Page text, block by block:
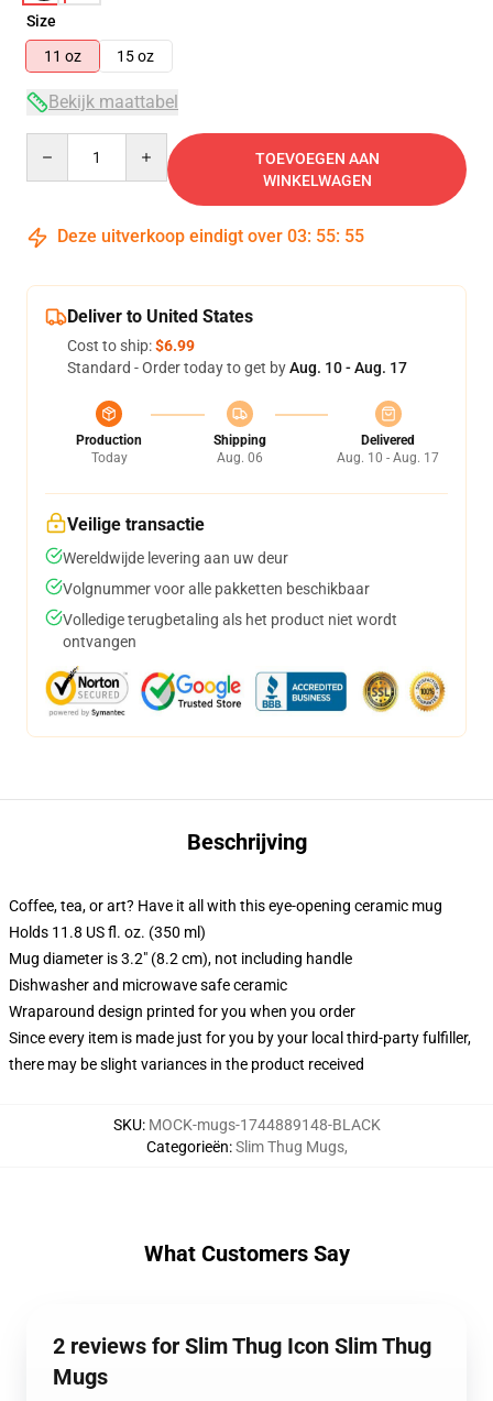
Size
11 oz
15 oz
Bekijk maattabel
TOEVOEGEN AAN
WINKELWAGEN
Deze uitverkoop eindigt over 03: 55: 55
Deliver to United States
Cost to ship:$6.99
Standard - Order today to get byAug. 10 - Aug. 17
Production
Today
Shipping
Aug. 06
Delivered
Aug. 10 - Aug. 17
Veilige transactie
Wereldwijde levering aan uw deur
Volgnummer voor alle pakketten beschikbaar
Volledige terugbetaling als het product niet wordt
ontvangen
Beschrijving
Coffee, tea, or art? Have it all with this eye-opening ceramic mug
Holds 11.8 US fl. oz. (350 ml)
Mug diameter is 3.2" (8.2 cm), not including handle
Dishwasher and microwave safe ceramic
Wraparound design printed for you when you order
Since every item is made just for you by your local third-party fulfiller,
there may be slight variances in the product received
SKU: MOCK-mugs-1744889148-BLACK
Categorieën:Slim Thug Mugs,
What Customers Say
2 reviews for Slim Thug Icon Slim Thug
Mugs